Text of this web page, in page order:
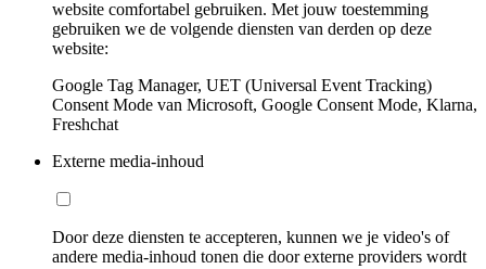
website comfortabel gebruiken. Met jouw toestemming
gebruiken we de volgende diensten van derden op deze
website:
Google Tag Manager, UET (Universal Event Tracking)
Consent Mode van Microsoft, Google Consent Mode, Klarna,
Freshchat
Externe media-inhoud
Door deze diensten te accepteren, kunnen we je video's of
andere media-inhoud tonen die door externe providers wordt